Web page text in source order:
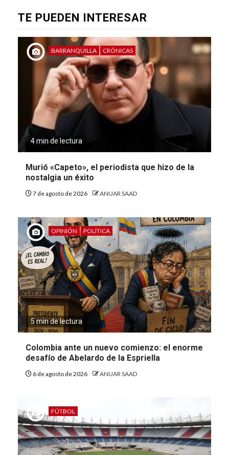
TE PUEDEN INTERESAR
BARRANQUILLA CRÓNICAS
4 min de lectura
Murió «Capeto», el periodista que hizo de la
nostalgia un éxito
7 de agosto de 2026 ANUAR SAAD
OPINIÓN POLÍTICA
5 min de lectura
Colombia ante un nuevo comienzo: el enorme
desafío de Abelardo de la Espriella
6 de agosto de 2026 ANUAR SAAD
FÚTBOL